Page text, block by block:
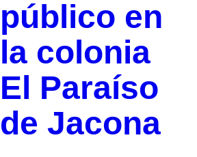
público en
la colonia
El Paraíso
de Jacona